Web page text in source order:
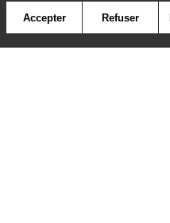
Accepter Refuser